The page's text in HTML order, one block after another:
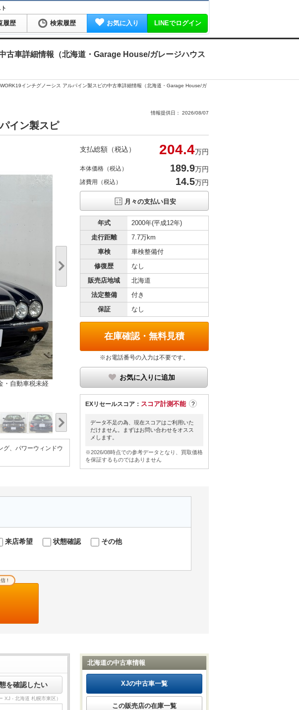
履歴 検索履歴 お気に入り LINEでログイン
古車詳細情報（北海道・Garage House/ガレージハウス
インチグノーシス アルパイン製スピの中古車詳細情報（北海道・Garage House/ガ
情報提供日： 2026/08/07
イン製スピ
・自動車税未経
グ、パワーウィンドウ
支払総額（税込） 204.4万円
本体価格（税込） 189.9万円
諸費用（税込） 14.5万円
月々の支払い目安
年式
2000年(平成12年)
走行距離
7.7万km
車検
車検整備付
修復歴
なし
販売店地域
北海道
法定整備
付き
保証
なし
在庫確認・無料見積
※お電話番号の入力は不要です。
お気に入りに追加
EXリセールスコア： スコア計測不能 ?
データ不足の為、現在スコアはご利用いた
だけません。まずはお問い合わせをオスス
メします。
※2026/08時点での参考データとなり、買取価格
を保証するものではありません
来店希望 状態確認
その他
!
XJ - 北海道 札幌市東区）
北海道の中古車情報
XJの中古車一覧
この販売店の在庫一覧